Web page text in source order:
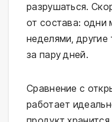
разрушаться.
от состава: одни
неделями, другие
за пару дней.
Сравнение с
работает